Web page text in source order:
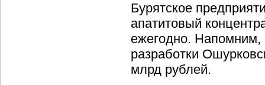
Бурятское
апатитовый
ежегодно. Напомним,
разработки
млрд рублей.